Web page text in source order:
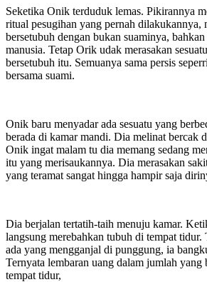
Seketika Onik terduduk lemas. Pikirannya
ritual pesugihan yang pernah dilakukannya,
bersetubuh dengan bukan suaminya,
manusia. Tetap Orik udak merasakan
bersetubuh itu. Semuanya sama persis
bersama suami.
Onik baru menyadar ada sesuatu yang
berada di kamar mandi. Dia melinat bercak
Onik ingat malam tu dia memang sedang
itu yang merisaukannya. Dia merasakan
yang teramat sangat hingga hampir saja
Dia berjalan tertatih-taih menuju kamar.
langsung merebahkan tubuh di tempat tidur.
ada yang mengganjal di punggung, ia
Ternyata lembaran uang dalam jumlah yang
tempat tidur,